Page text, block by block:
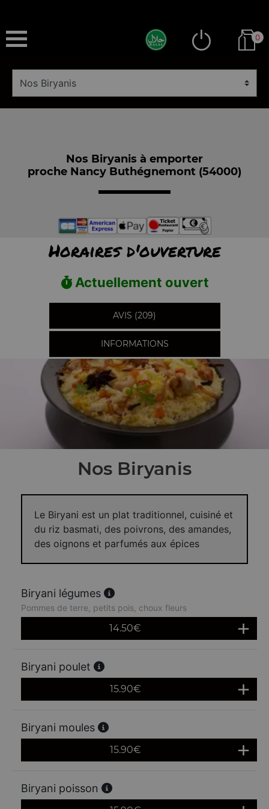
0
Nos Biryanis à emporter
proche Nancy Buthégnemont (54000)
Horaires d'ouverture
Actuellement ouvert
AVIS (209)
INFORMATIONS
Nos Biryanis
Le Biryani est un plat traditionnel, cuisiné et
du riz basmati, des poivrons, des amandes,
des oignons et parfumés aux épices
Biryani légumes
Pommes de terre, petits pois, choux fleurs
14.50€
Biryani poulet
15.90€
Biryani moules
15.90€
Biryani poisson